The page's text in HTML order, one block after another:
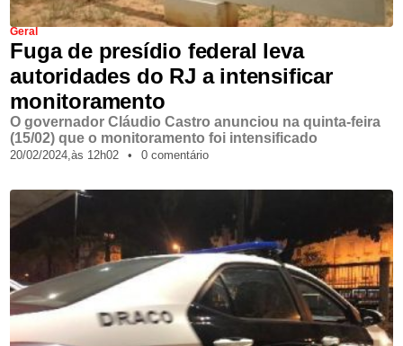
Geral
Fuga de presídio federal leva
autoridades do RJ a intensificar
monitoramento
O governador Cláudio Castro anunciou na quinta-feira
(15/02) que o monitoramento foi intensificado
20/02/2024,às 12h02 • 0 comentário